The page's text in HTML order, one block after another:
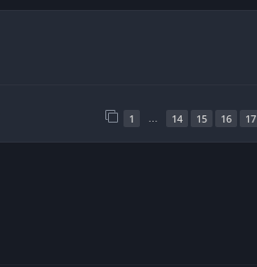
1 14 15 16 17